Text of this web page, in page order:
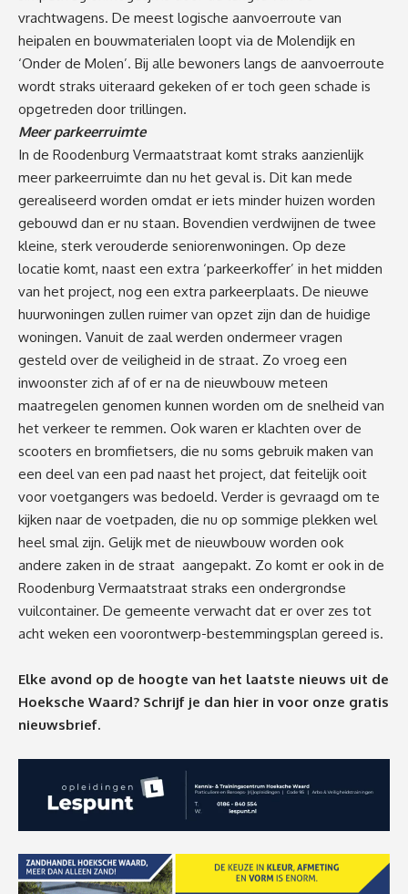
vrachtwagens. De meest logische aanvoerroute van
heipalen en bouwmaterialen loopt via de Molendijk en
‘Onder de Molen’. Bij alle bewoners langs de aanvoerroute
wordt straks uiteraard gekeken of er toch geen schade is
opgetreden door trillingen.
Meer parkeerruimte
In de Roodenburg Vermaatstraat komt straks aanzienlijk
meer parkeerruimte dan nu het geval is. Dit kan mede
gerealiseerd worden omdat er iets minder huizen worden
gebouwd dan er nu staan. Bovendien verdwijnen de twee
kleine, sterk verouderde seniorenwoningen. Op deze
locatie komt, naast een extra ‘parkeerkoffer’ in het midden
van het project, nog een extra parkeerplaats. De nieuwe
huurwoningen zullen ruimer van opzet zijn dan de huidige
woningen. Vanuit de zaal werden ondermeer vragen
gesteld over de veiligheid in de straat. Zo vroeg een
inwoonster zich af of er na de nieuwbouw meteen
maatregelen genomen kunnen worden om de snelheid van
het verkeer te remmen. Ook waren er klachten over de
scooters en bromfietsers, die nu soms gebruik maken van
een deel van een pad naast het project, dat feitelijk ooit
voor voetgangers was bedoeld. Verder is gevraagd om te
kijken naar de voetpaden, die nu op sommige plekken wel
heel smal zijn. Gelijk met de nieuwbouw worden ook
andere zaken in de straat aangepakt. Zo komt er ook in de
Roodenburg Vermaatstraat straks een ondergrondse
vuilcontainer. De gemeente verwacht dat er over zes tot
acht weken een voorontwerp-bestemmingsplan gereed is.
Elke avond op de hoogte van het laatste nieuws uit de
Hoeksche Waard? Schrijf je dan hier in voor onze gratis
nieuwsbrief.